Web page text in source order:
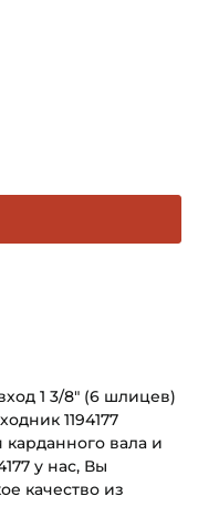
1 3/8" (6 шлицев)
1194177
вала и
у нас, Вы
качество из